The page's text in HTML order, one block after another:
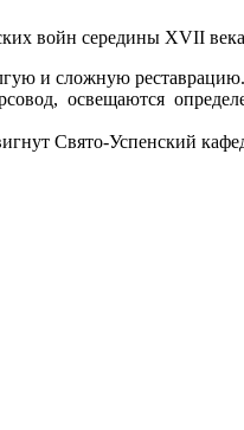
войн середины XVII
и сложную реставрацию.
освещаются
Свято-Успенский